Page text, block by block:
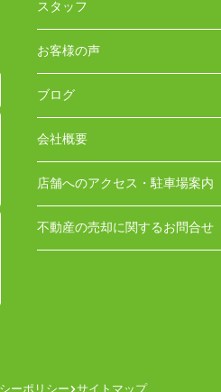
スタッフ
お客様の声
ブログ
会社概要
店舗へのアクセス・駐車場案内
不動産の売却に関するお問合せ
ーポリシー サイトマップ